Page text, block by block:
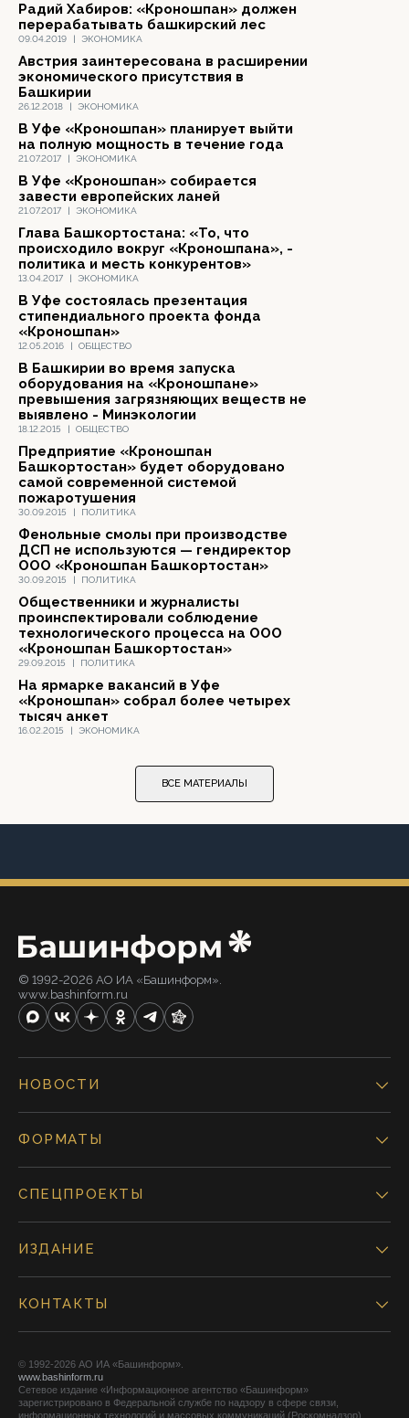
09.04.2019 | ЭКОНОМИКА
Радий Хабиров: «Кроношпан» должен
перерабатывать башкирский лес
26.12.2018 | ЭКОНОМИКА
Австрия заинтересована в расширении
экономического присутствия в
Башкирии
21.07.2017 | ЭКОНОМИКА
В Уфе «Кроношпан» планирует выйти
на полную мощность в течение года
21.07.2017 | ЭКОНОМИКА
В Уфе «Кроношпан» собирается
завести европейских ланей
13.04.2017 | ЭКОНОМИКА
Глава Башкортостана: «То, что
происходило вокруг «Кроношпана», -
политика и месть конкурентов»
12.05.2016 | ОБЩЕСТВО
В Уфе состоялась презентация
стипендиального проекта фонда
«Кроношпан»
18.12.2015 | ОБЩЕСТВО
В Башкирии во время запуска
оборудования на «Кроношпане»
превышения загрязняющих веществ не
выявлено - Минэкологии
30.09.2015 | ПОЛИТИКА
Предприятие «Кроношпан
Башкортостан» будет оборудовано
самой современной системой
пожаротушения
30.09.2015 | ПОЛИТИКА
Фенольные смолы при производстве
ДСП не используются — гендиректор
ООО «Кроношпан Башкортостан»
29.09.2015 | ПОЛИТИКА
Общественники и журналисты
проинспектировали соблюдение
технологического процесса на ООО
«Кроношпан Башкортостан»
16.02.2015 | ЭКОНОМИКА
На ярмарке вакансий в Уфе
«Кроношпан» собрал более четырех
тысяч анкет
ВСЕ МАТЕРИАЛЫ
© 1992-2026 АО ИА «Башинформ».
www.bashinform.ru
НОВОСТИ
ФОРМАТЫ
СПЕЦПРОЕКТЫ
ИЗДАНИЕ
КОНТАКТЫ
© 1992-2026 АО ИА «Башинформ».
www.bashinform.ru
Сетевое издание «Информационное агентство «Башинформ»
зарегистрировано в Федеральной службе по надзору в сфере связи,
информационных технологий и массовых коммуникаций (Роскомнадзор),